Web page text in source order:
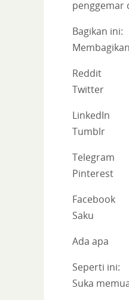
penggemar
Bagikan ini:
Membagikan
Reddit
Twitter
LinkedIn
Tumblr
Telegram
Pinterest
Facebook
Saku
Ada apa
Seperti ini:
Suka